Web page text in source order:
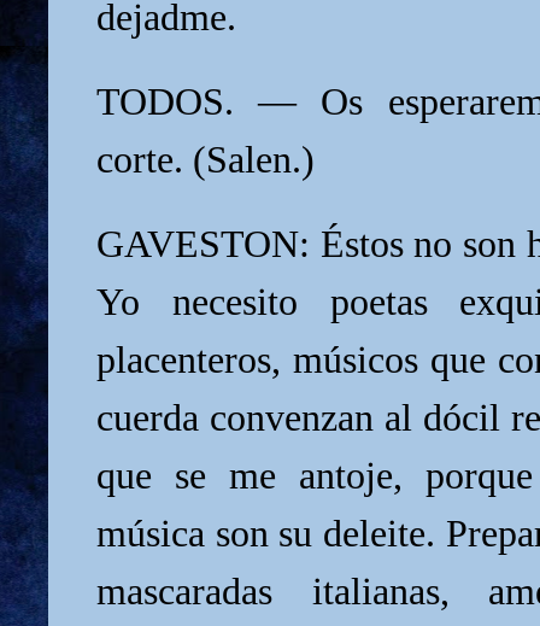
dejadme.
TODOS. — Os
corte. (Salen.)
GAVESTON: Éstos no son
Yo necesito poetas
placenteros, músicos que
cuerda convenzan al dócil
que se me antoje,
música son su deleite.
mascaradas italianas,